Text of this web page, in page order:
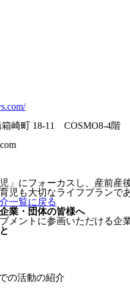
崎町 18-11 COSMO8-4階
」にフォーカスし、産前産
児も大切なライフプラン
一覧に戻る
業・団体の皆様へ
メントに参画いただける企
の活動の紹介